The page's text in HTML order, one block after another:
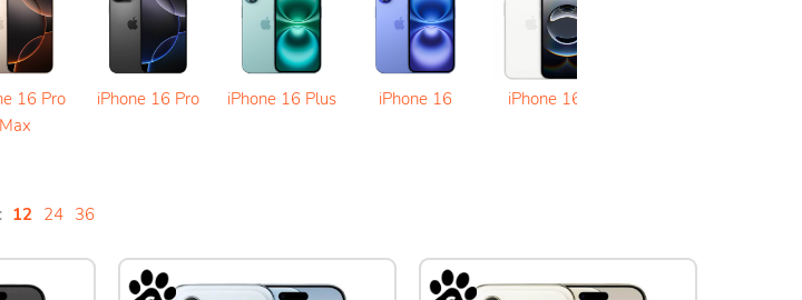
16 Pro
Max
iPhone 16 Pro iPhone 16 Plus iPhone 16 iPhone 16e
12 24 36